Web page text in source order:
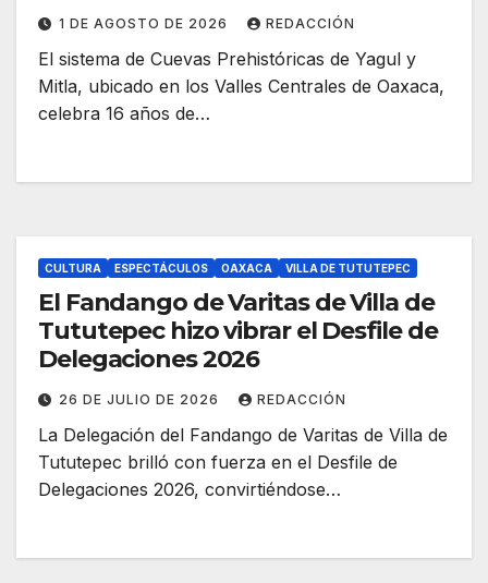
1 DE AGOSTO DE 2026 REDACCIÓN
El sistema de Cuevas Prehistóricas de Yagul y
Mitla, ubicado en los Valles Centrales de Oaxaca,
celebra 16 años de…
CULTURA ESPECTÁCULOS OAXACA VILLA DE TUTUTEPEC
El Fandango de Varitas de Villa de
Tututepec hizo vibrar el Desfile de
Delegaciones 2026
26 DE JULIO DE 2026 REDACCIÓN
La Delegación del Fandango de Varitas de Villa de
Tututepec brilló con fuerza en el Desfile de
Delegaciones 2026, convirtiéndose…